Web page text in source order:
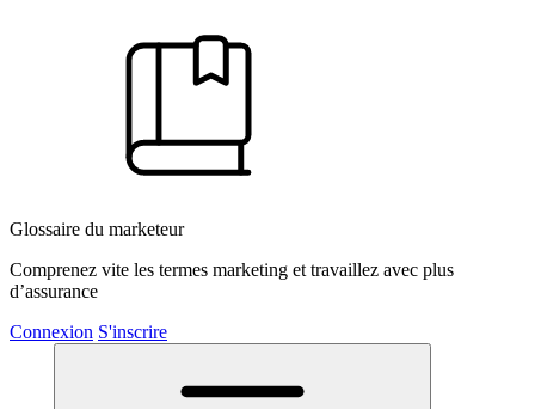
Glossaire du marketeur
Comprenez vite les termes marketing et travaillez avec plus
d’assurance
Connexion S'inscrire